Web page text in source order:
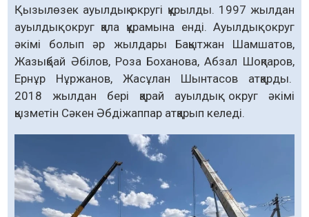
Қызылөзек ауылдық округі құрылды. 1997 жылдан
ауылдық округ қала құрамына енді. Ауылдық округ
әкімі болып әр жылдары Бақытжан Шамшатов,
Жазықбай Әбілов, Роза Боханова, Абзал Шоқпаров,
Ернұр Нұржанов, Жасұлан Шынтасов атқарды.
2018 жылдан бері қарай ауылдық округ әкімі
қызметін Сәкен Әбдіжаппар атқарып келеді.